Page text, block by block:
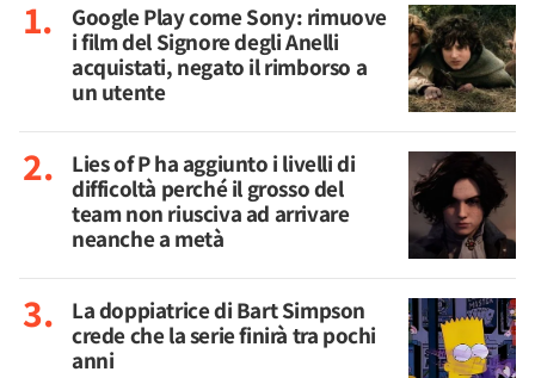
Google Play come Sony: rimuove
i film del Signore degli Anelli
acquistati, negato il rimborso a
un utente
Lies of P ha aggiunto i livelli di
difficoltà perché il grosso del
team non riusciva ad arrivare
neanche a metà
La doppiatrice di Bart Simpson
crede che la serie finirà tra pochi
anni